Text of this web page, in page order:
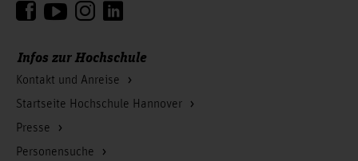
Infos zur Hochschule
Kontakt und Anreise
Startseite Hochschule Hannover
Presse
Personensuche